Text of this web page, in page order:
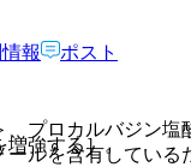
ロカルバジン
ルを含有している
強する］。
報 ポスト